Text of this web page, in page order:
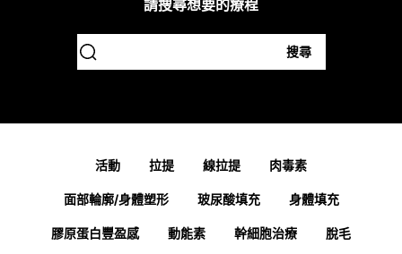
請搜尋想要的療程
搜尋
活動 拉提 線拉提 肉毒素
面部輪廓/身體塑形 玻尿酸填充 身體填充
膠原蛋白豐盈感 動能素 幹細胞治療 脫毛